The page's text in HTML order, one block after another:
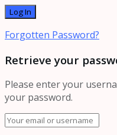
Forgotten Password?
Retrieve your
Please enter your
your password.